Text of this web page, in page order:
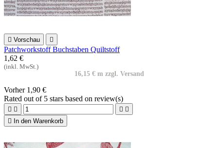
 Vorschau 
Patchworkstoff Buchstaben Quiltstoff
1,62 €
(inkl. MwSt.)
16,15 € m zzgl. Versand
Vorher 1,90 €
Rated out of 5 stars based on review(s)
   

In den Warenkorb